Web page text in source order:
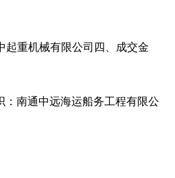
起重机械有限公司四、成交金
：南通中远海运船务工程有限公